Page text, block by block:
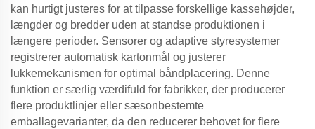
kan hurtigt justeres for at tilpasse forskellige kassehøjder,
længder og bredder uden at standse produktionen i
længere perioder. Sensorer og adaptive styresystemer
registrerer automatisk kartonmål og justerer
lukkemekanismen for optimal båndplacering. Denne
funktion er særlig værdifuld for fabrikker, der producerer
flere produktlinjer eller sæsonbestemte
emballagevarianter, da den reducerer behovet for flere